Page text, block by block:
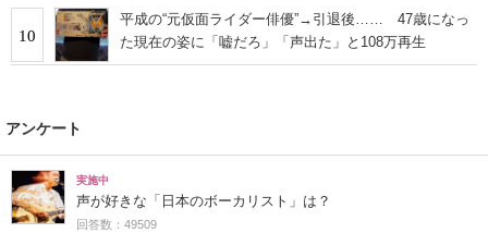
10
平成の“元仮面ライダー俳優”→引退後…… 47歳になっ
た現在の姿に「嘘だろ」「声出た」と108万再生
アンケート
実施中
声が好きな「日本のボーカリスト」は？
回答数：49509